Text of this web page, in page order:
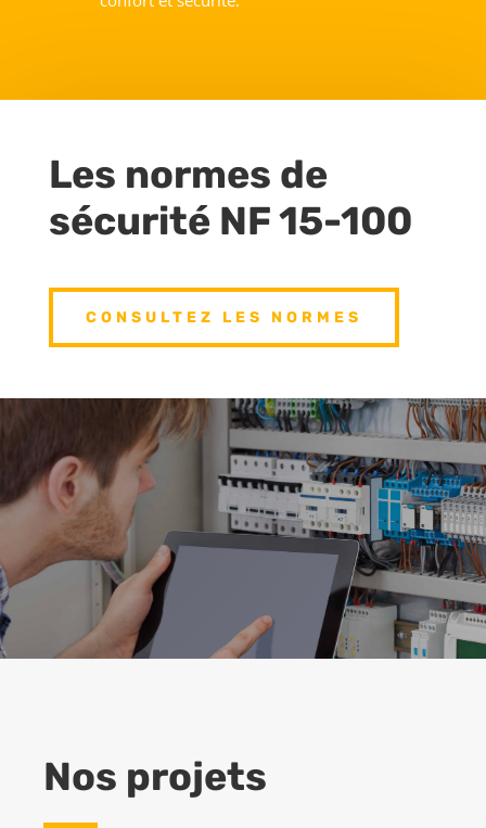
Les normes de
sécurité NF 15-100
CONSULTEZ LES NORMES
Nos projets